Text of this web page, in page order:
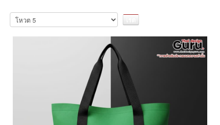
กรุณา
ให้
คะแนน